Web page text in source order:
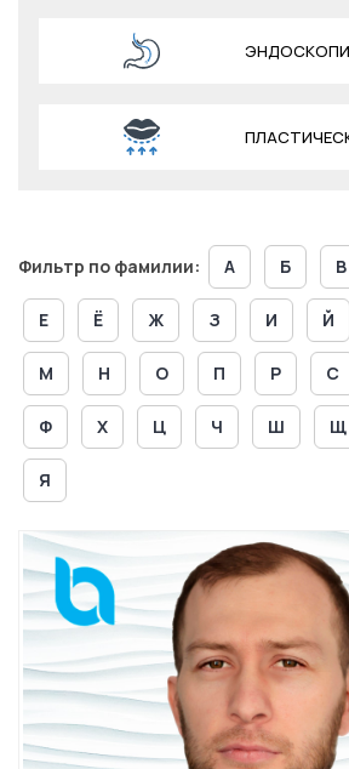
Фильтр по фамилии: А Б В
Е Ё Ж З И Й
М Н О П Р С
Ф Х Ц Ч Ш Щ
Я